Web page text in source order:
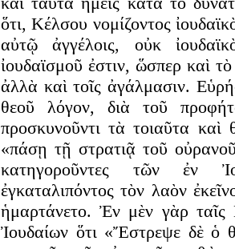
ὅτι, Κέλσου νομίζοντος
αὐτῷ ἀγγέλοις, οὐκ
ἰουδαϊσμοῦ ἐστιν, ὥσπερ καὶ
ἀλλὰ καὶ τοῖς ἀγάλμασιν.
θεοῦ λόγον, διὰ τοῦ
προσκυνοῦντι τὰ τοιαῦτα
«πάσῃ τῇ στρατιᾷ τοῦ
κατηγοροῦντες τῶν ἐν
ἐγκαταλιπόντος τὸν λαὸν
ἡμαρτάνετο. Ἐν μὲν γὰρ ταῖς
Ἰουδαίων ὅτι «Ἔστρεψε δὲ ὁ